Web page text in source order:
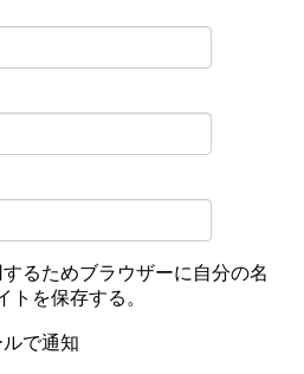
るためブラウザーに自分の名
トを保存する。
で通知